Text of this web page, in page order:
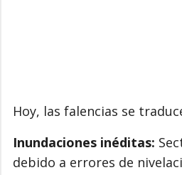
Hoy, las falencias se
Inundaciones inéditas:
debido a errores de